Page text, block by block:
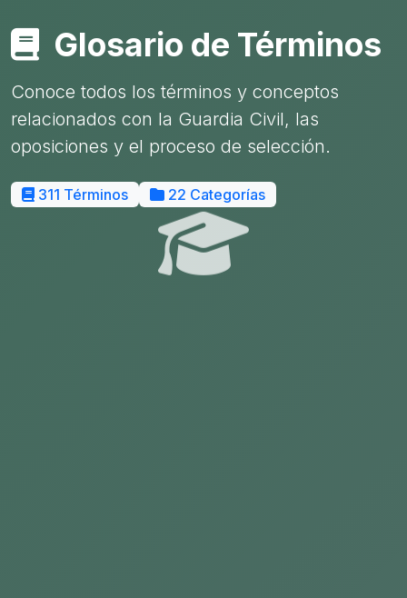
Glosario de Términos
Conoce todos los términos y conceptos
relacionados con la Guardia Civil, las
oposiciones y el proceso de selección.
311 Términos 22 Categorías